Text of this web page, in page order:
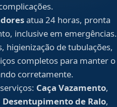
atua 24 horas, pronta
inclusive em emergências.
higienização de tubulações,
completos para manter o
corretamente.
Caça Vazamento,
Desentupimento de Ralo,